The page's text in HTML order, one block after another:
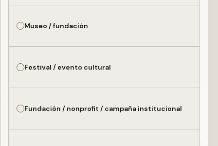
Museo / fundación
Festival / evento cultural
Fundación / nonprofit / campaña institucional